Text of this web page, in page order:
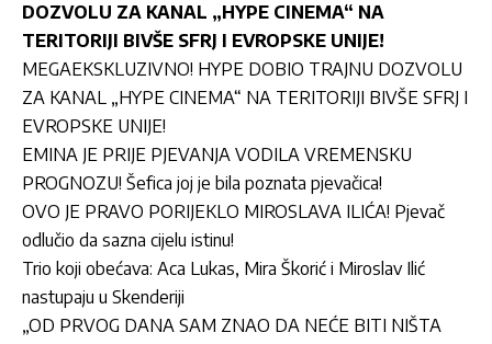
DOZVOLU ZA KANAL „HYPE CINEMA“ NA
TERITORIJI BIVŠE SFRJ I EVROPSKE UNIJE!
MEGAEKSKLUZIVNO! HYPE DOBIO TRAJNU DOZVOLU
ZA KANAL „HYPE CINEMA“ NA TERITORIJI BIVŠE SFRJ I
EVROPSKE UNIJE!
EMINA JE PRIJE PJEVANJA VODILA VREMENSKU
PROGNOZU! Šefica joj je bila poznata pjevačica!
OVO JE PRAVO PORIJEKLO MIROSLAVA ILIĆA! Pjevač
odlučio da sazna cijelu istinu!
Trio koji obećava: Aca Lukas, Mira Škorić i Miroslav Ilić
nastupaju u Skenderiji
„OD PRVOG DANA SAM ZNAO DA NEĆE BITI NIŠTA